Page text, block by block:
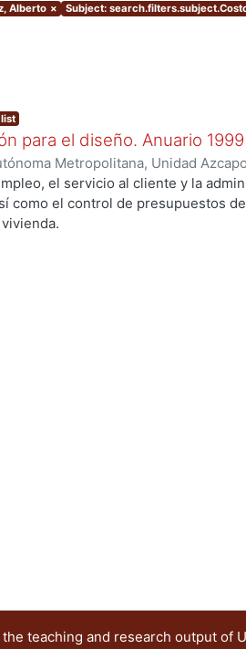
Alberto × Subject:
para el diseño. Anuario 1999
Metropolitana, Unidad
Departamento de Procesos y
;Cervantes Abarca, Alejandro;
;Rodríguez Martínez, Jorge
el servicio al cliente y la
como el control de presupuestos
teaching and research output of